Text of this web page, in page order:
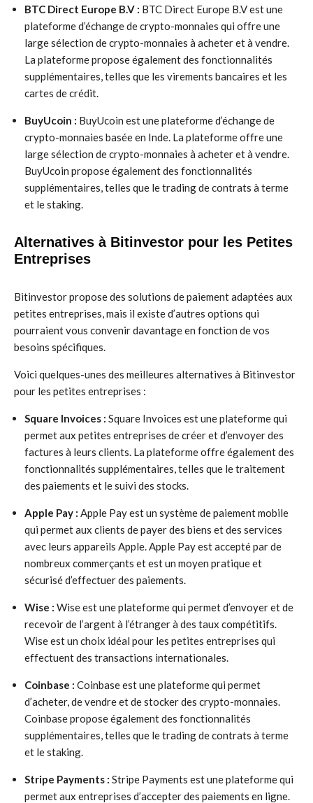
BTC Direct Europe B.V : BTC Direct Europe B.V est une
plateforme d’échange de crypto-monnaies qui offre une
large sélection de crypto-monnaies à acheter et à vendre.
La plateforme propose également des fonctionnalités
supplémentaires, telles que les virements bancaires et les
cartes de crédit.
BuyUcoin : BuyUcoin est une plateforme d’échange de
crypto-monnaies basée en Inde. La plateforme offre une
large sélection de crypto-monnaies à acheter et à vendre.
BuyUcoin propose également des fonctionnalités
supplémentaires, telles que le trading de contrats à terme
et le staking.
Alternatives à Bitinvestor pour les Petites
Entreprises
Bitinvestor propose des solutions de paiement adaptées aux
petites entreprises, mais il existe d’autres options qui
pourraient vous convenir davantage en fonction de vos
besoins spécifiques.
Voici quelques-unes des meilleures alternatives à Bitinvestor
pour les petites entreprises :
Square Invoices : Square Invoices est une plateforme qui
permet aux petites entreprises de créer et d’envoyer des
factures à leurs clients. La plateforme offre également des
fonctionnalités supplémentaires, telles que le traitement
des paiements et le suivi des stocks.
Apple Pay : Apple Pay est un système de paiement mobile
qui permet aux clients de payer des biens et des services
avec leurs appareils Apple. Apple Pay est accepté par de
nombreux commerçants et est un moyen pratique et
sécurisé d’effectuer des paiements.
Wise : Wise est une plateforme qui permet d’envoyer et de
recevoir de l’argent à l’étranger à des taux compétitifs.
Wise est un choix idéal pour les petites entreprises qui
effectuent des transactions internationales.
Coinbase : Coinbase est une plateforme qui permet
d’acheter, de vendre et de stocker des crypto-monnaies.
Coinbase propose également des fonctionnalités
supplémentaires, telles que le trading de contrats à terme
et le staking.
Stripe Payments : Stripe Payments est une plateforme qui
permet aux entreprises d’accepter des paiements en ligne.